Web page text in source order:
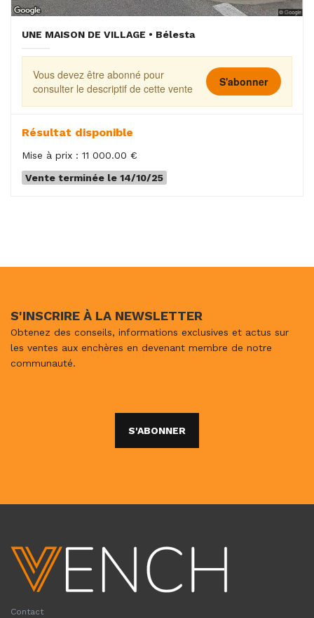
UNE MAISON DE VILLAGE • Bélesta
Vous devez être abonné pour
consulter le descriptif de cette vente
S'abonner
Résultat disponible
Mise à prix : 11 000.00 €
Vente terminée le 14/10/25
S'INSCRIRE À LA NEWSLETTER
Obtenez des conseils, informations exclusives et actus sur
les ventes aux enchères en devenant membre de notre
communauté.
S'ABONNER
Contact